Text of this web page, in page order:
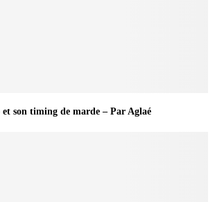
son timing de marde – Par Aglaé